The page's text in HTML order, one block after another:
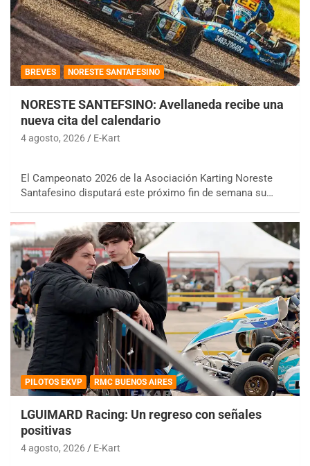
BREVES NORESTE SANTAFESINO
NORESTE SANTEFSINO: Avellaneda recibe una
nueva cita del calendario
4 agosto, 2026 E-Kart
El Campeonato 2026 de la Asociación Karting Noreste
Santafesino disputará este próximo fin de semana su…
PILOTOS EKVP RMC BUENOS AIRES
LGUIMARD Racing: Un regreso con señales
positivas
4 agosto, 2026 E-Kart